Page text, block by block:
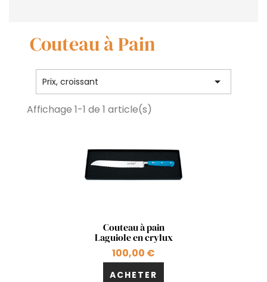
Couteau à Pain
Prix, croissant 
Affichage 1-1 de 1 article(s)
Aperçu rapide
Couteau à pain
Laguiole en crylux
100,00 €
ACHETER